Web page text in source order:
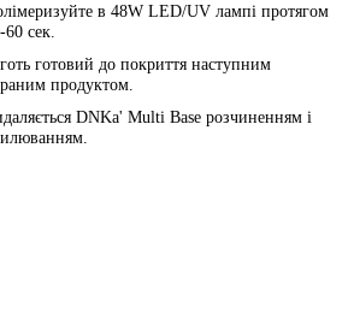
в 48W LED/UV лампі протягом
60 сек.
готовий до покриття наступним
продуктом.
DNKa' Multi Base розчиненням і